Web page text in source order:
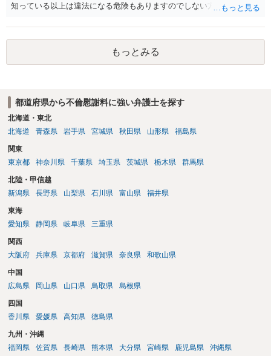
知っている以上は違法になる危険もありますのでしない方が良いで
かと思います。有責配偶者ですので相手方からの離婚は拒否しても仮
に訴訟されても法的に成立しません。質問５は認知すると養育費支払
い、相続権が発生します。合意があれば法的に可能ですが法律で強制
することはできません。質問６は可能です。質問７は不貞行為の写真
もっとみる
都道府県から不倫慰謝料に強い弁護士を探す
北海道・東北
北海道
青森県 岩手県 宮城県 秋田県 山形県 福島県
関東
東京都
神奈川県 千葉県 埼玉県 茨城県 栃木県 群馬県
北陸・甲信越
新潟県
長野県 山梨県 石川県 富山県 福井県
東海
愛知県
静岡県 岐阜県 三重県
関西
大阪府
兵庫県 京都府 滋賀県 奈良県 和歌山県
中国
広島県
岡山県 山口県 鳥取県 島根県
四国
香川県
愛媛県 高知県 徳島県
九州・沖縄
福岡県
佐賀県 長崎県 熊本県 大分県 宮崎県 鹿児島県 沖縄県